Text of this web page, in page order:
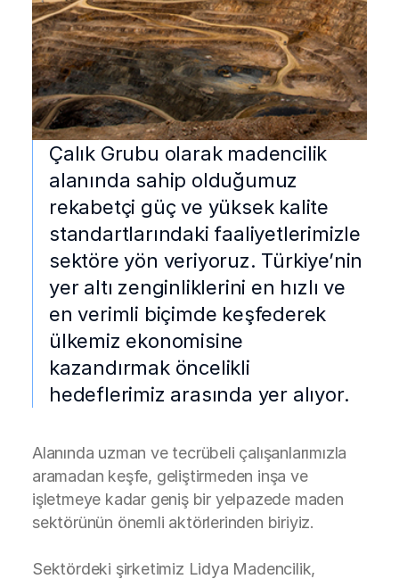
Çalık Grubu olarak madencilik
alanında sahip olduğumuz
rekabetçi güç ve yüksek kalite
standartlarındaki faaliyetlerimizle
sektöre yön veriyoruz. Türkiye’nin
yer altı zenginliklerini en hızlı ve
en verimli biçimde keşfederek
ülkemiz ekonomisine
kazandırmak öncelikli
hedeflerimiz arasında yer alıyor.
Alanında uzman ve tecrübeli çalışanlarımızla
aramadan keşfe, geliştirmeden inşa ve
işletmeye kadar geniş bir yelpazede maden
sektörünün önemli aktörlerinden biriyiz.
Sektördeki şirketimiz Lidya Madencilik,